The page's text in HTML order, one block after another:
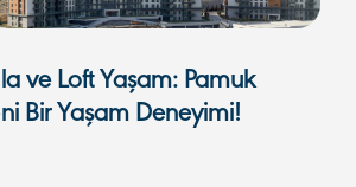
ve Loft Yaşam: Pamuk
Bir Yaşam Deneyimi!